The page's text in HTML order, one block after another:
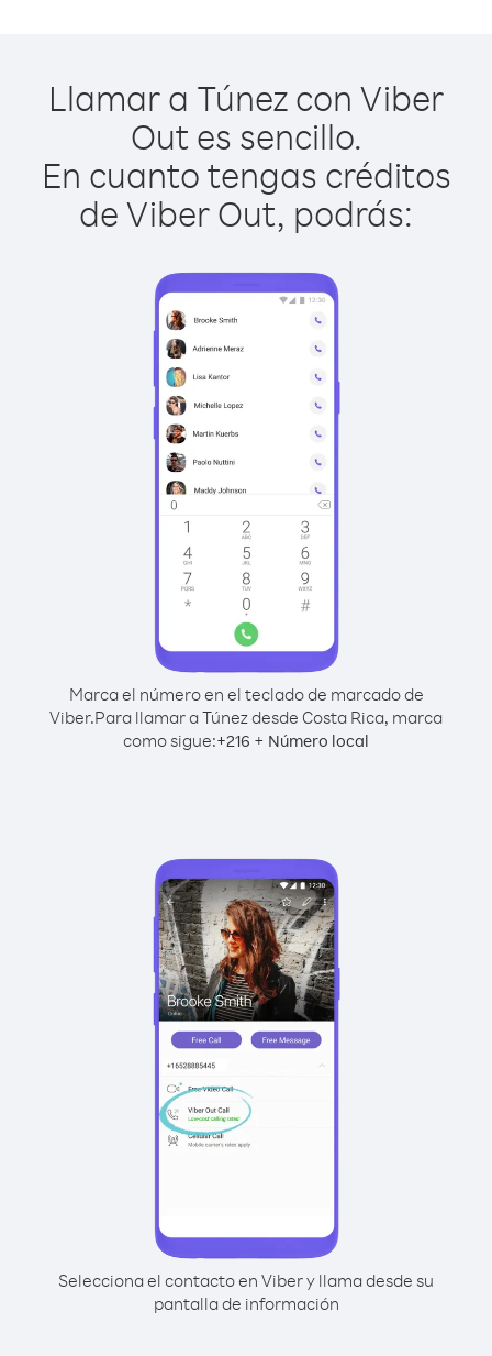
Llamar a Túnez con Viber
Out es sencillo.
En cuanto tengas créditos
de Viber Out, podrás:
Marca el número en el teclado de marcado de
Viber.Para llamar a Túnez desde Costa Rica, marca
como sigue:+216 + Número local
Selecciona el contacto en Viber y llama desde su
pantalla de información